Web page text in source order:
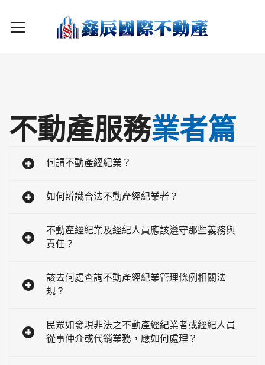
不動產服務業者篇
何謂不動產經紀業？
如何辨識合法不動產經紀業者？
不動產經紀業及經紀人員應該遵守那些義務與
責任？
該去何處查詢不動產經紀業管理條例相關法
規？
民眾如發現非法之不動產經紀業者或經紀人員
從事仲介或代銷業務，應如何處理？